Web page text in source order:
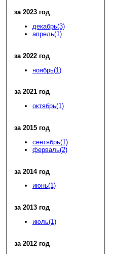
за 2023 год
декабрь(3)
апрель(1)
за 2022 год
ноябрь(1)
за 2021 год
октябрь(1)
за 2015 год
сентябрь(1)
ферваль(2)
за 2014 год
июнь(1)
за 2013 год
июль(1)
за 2012 год